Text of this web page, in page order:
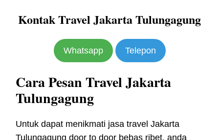
Kontak Travel Jakarta Tulungagung
Whatsapp Telepon
Cara Pesan Travel Jakarta
Tulungagung
Untuk dapat menikmati jasa travel Jakarta
Tulungagung door to door bebas ribet, anda